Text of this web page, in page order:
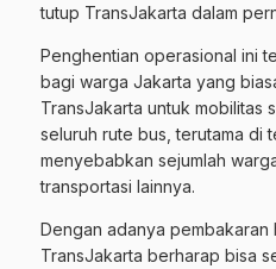
tutup TransJakarta dalam
Penghentian operasional ini
bagi warga Jakarta yang
TransJakarta untuk mobilitas
seluruh rute bus, terutama di
menyebabkan sejumlah
transportasi lainnya.
Dengan adanya pembakaran
TransJakarta berharap bisa